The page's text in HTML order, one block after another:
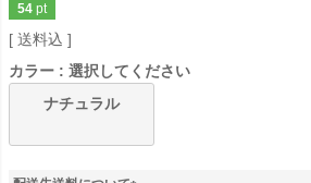
54 pt
送料込
カラー
選択してください
ナチュラル